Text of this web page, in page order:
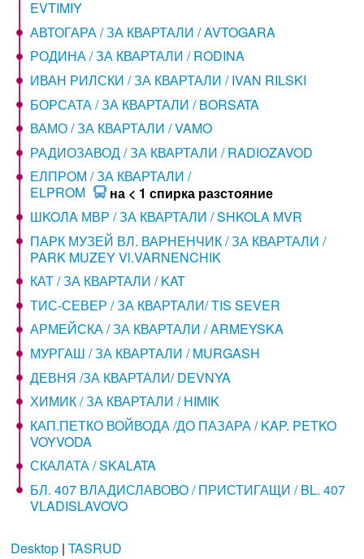
EVTIMIY
АВТОГАРА / ЗА КВАРТАЛИ / AVTOGARA
РОДИНА / ЗА КВАРТАЛИ / RODINA
ИВАН РИЛСКИ / ЗА КВАРТАЛИ / IVAN RILSKI
БОРСАТА / ЗА КВАРТАЛИ / BORSATA
ВАМО / ЗА КВАРТАЛИ / VAMO
РАДИОЗАВОД / ЗА КВАРТАЛИ / RADIOZAVOD
ЕЛПРОМ / ЗА КВАРТАЛИ /
ELPROM
на < 1 спирка разстояние
ШKOЛA МВР / ЗА КВАРТАЛИ / SHKOLA MVR
ПАРК МУЗЕЙ ВЛ. ВАРНЕНЧИК / ЗА КВАРТАЛИ /
PARK MUZEY Vl.VARNENCHIK
КАТ / ЗА КВАРТАЛИ / KAT
ТИС-СЕВЕР / ЗА КВАРТАЛИ/ TIS SEVER
АРМЕЙСКА / ЗА КВАРТАЛИ / ARMEYSKA
МУРГАШ / ЗА КВАРТАЛИ / MURGASH
ДЕВНЯ /ЗА КВАРТАЛИ/ DEVNYA
ХИМИК / ЗА КВАРТАЛИ / HIMIK
КАП.ПЕТКО ВОЙВОДА /ДО ПАЗАРА / KAP. PETKO
VOYVODA
СКАЛАТА / SKALATA
БЛ. 407 ВЛАДИСЛАВОВО / ПРИСТИГАЩИ / BL. 407
VLADISLAVOVO
Desktop| TASRUD